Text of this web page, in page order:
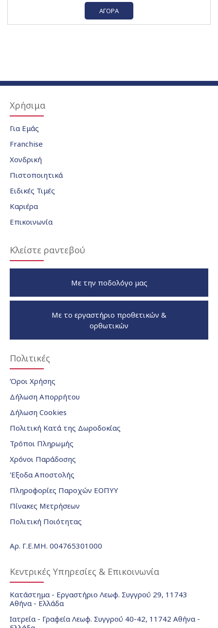
ΑΓΟΡΆ
Χρήσιμα
Για Εμάς
Franchise
Χονδρική
Πιστοποιητικά
Ειδικές Τιμές
Καριέρα
Επικοινωνία
Κλείστε ραντεβού
Με την ποδολόγο μας
Με το εργαστήριο προθετικών &
ορθωτικών
Πολιτικές
Όροι Χρήσης
Δήλωση Απορρήτου
Δήλωση Cookies
Πολιτική Κατά της Δωροδοκίας
Τρόποι Πληρωμής
Χρόνοι Παράδοσης
Έξοδα Αποστολής
Πληροφορίες Παροχών ΕΟΠΥΥ
Πίνακες Μετρήσεων
Πολιτική Ποιότητας
Αρ. Γ.Ε.ΜΗ. 004765301000
Κεντρικές Υπηρεσίες & Επικοινωνία
Κατάστημα - Εργαστήριο Λεωφ. Συγγρού 29, 11743
Αθήνα - Ελλάδα
Ιατρεία - Γραφεία Λεωφ. Συγγρού 40-42, 11742 Αθήνα -